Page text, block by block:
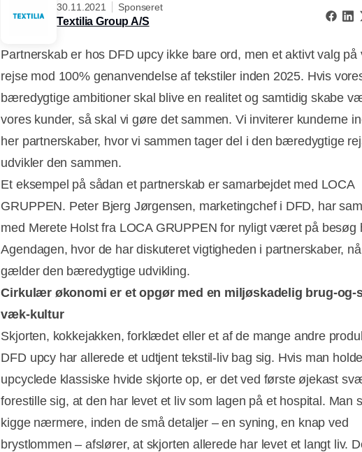
30.11.2021 Sponseret
Textilia Group A/S
Partnerskab er hos DFD upcy ikke bare ord, men et aktivt valg på
rejse mod 100% genanvendelse af tekstiler inden 2025. Hvis
bæredygtige ambitioner skal blive en realitet og samtidig skabe
vores kunder, så skal vi gøre det sammen. Vi inviterer kunderne
her partnerskaber, hvor vi sammen tager del i den bæredygtige
udvikler den sammen.
Et eksempel på sådan et partnerskab er samarbejdet med LOCA
GRUPPEN. Peter Bjerg Jørgensen, marketingchef i DFD, har
med Merete Holst fra LOCA GRUPPEN for nyligt været på besøg
Agendagen, hvor de har diskuteret vigtigheden i partnerskaber,
gælder den bæredygtige udvikling.
Cirkulær økonomi er et opgør med en miljøskadelig brug-og-
væk-kultur
Skjorten, kokkejakken, forklædet eller et af de mange andre
DFD upcy har allerede et udtjent tekstil-liv bag sig. Hvis man
upcyclede klassiske hvide skjorte op, er det ved første øjekast
forestille sig, at den har levet et liv som lagen på et hospital. Man
kigge nærmere, inden de små detaljer – en syning, en knap ved
brystlommen – afslører, at skjorten allerede har levet et langt liv.